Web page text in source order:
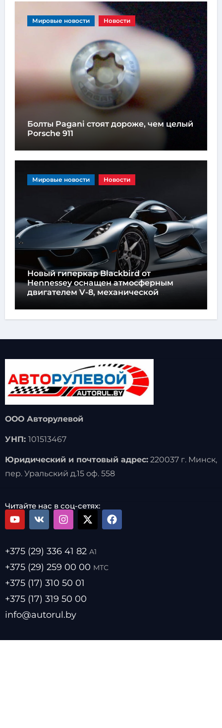
Мировые новости Новости
Болты Pagani стоят дороже, чем целый
Porsche 911
Мировые новости Новости
Новый гиперкар Blackbird от
Hennessey оснащен атмосферным
двигателем V-8, механической
ООО Авторулевой
УНП: 101513467
Юридический и почтовый адрес:220037 г. Минск,
пер. Уральский д.15 оф. 558
Читайте нас в соц-сетях:
+375 (29) 336 41 82 А1
+375 (29) 259 00 00 МТС
+375 (17) 310 50 01
+375 (17) 319 50 00
info@autorul.by
- Цены на топливо